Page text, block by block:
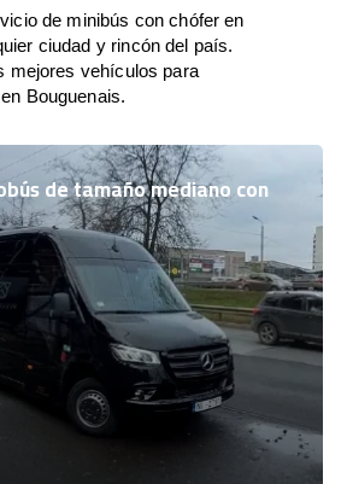
de minibús con chófer en
ciudad y rincón del país.
mejores vehículos para
Bouguenais.
de tamaño mediano con